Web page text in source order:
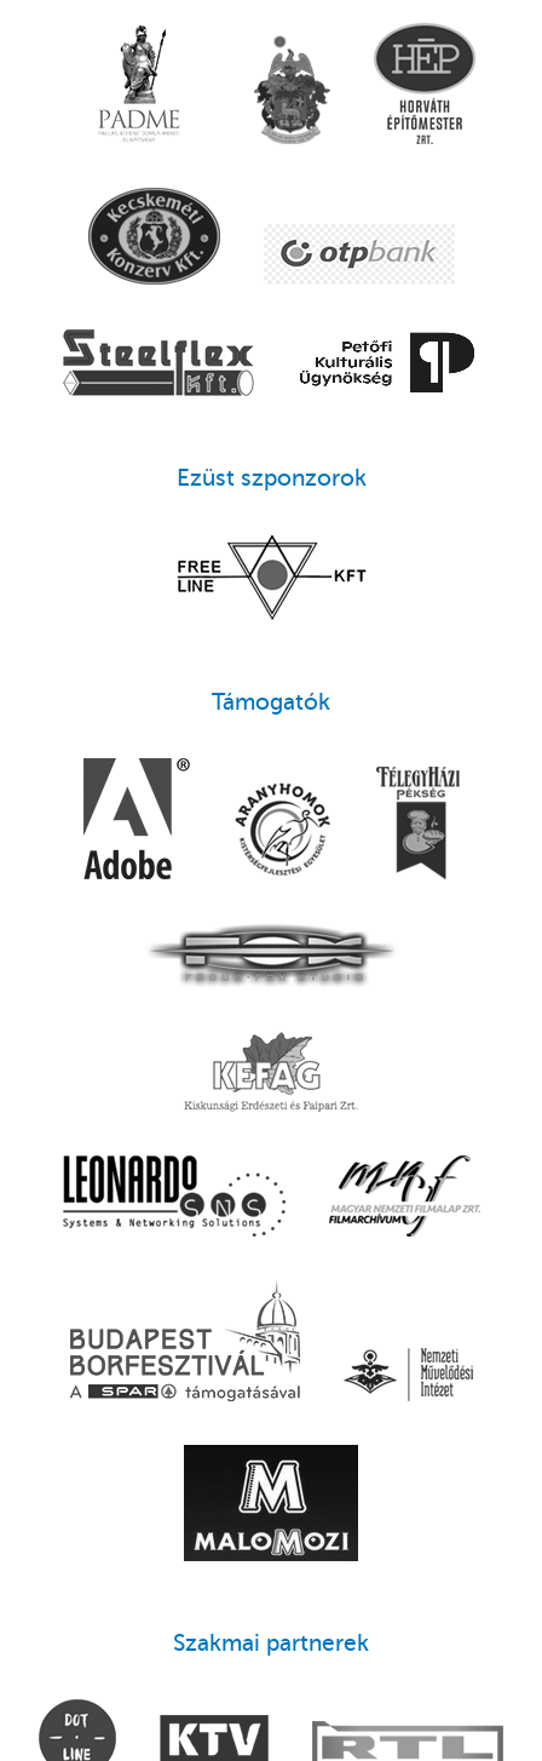
Ezüst szponzorok
Támogatók
Szakmai partnerek